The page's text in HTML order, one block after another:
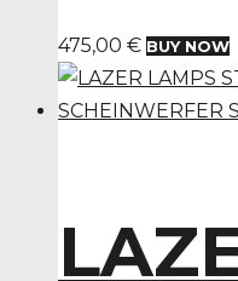
475,00 € BUY NOW